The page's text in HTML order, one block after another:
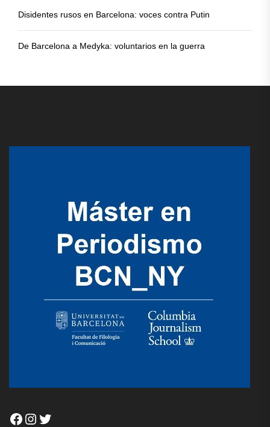
Disidentes rusos en Barcelona: voces contra Putin
De Barcelona a Medyka: voluntarios en la guerra
Facebook
Instagram
Twitter